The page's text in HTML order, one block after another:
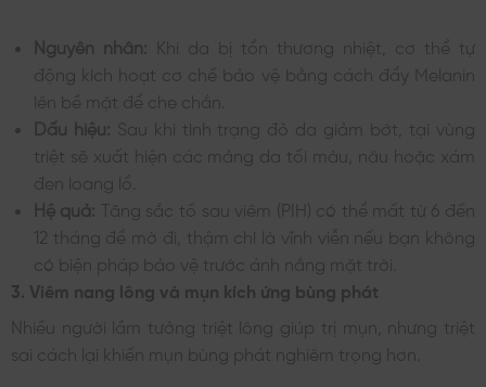
Nguyên nhân:
Khi da bị tổn thương nhiệt, cơ thể tự
động kích hoạt cơ chế bảo vệ bằng cách đẩy Melanin
lên bề mặt để che chắn.
Dấu hiệu:
Sau khi tình trạng đỏ da giảm bớt, tại vùng
triệt sẽ xuất hiện các mảng da tối màu, nâu hoặc xám
đen loang lổ.
Hệ quả: Tăng sắc tố sau viêm (PIH) có thể mất từ 6 đến
12 tháng để mờ đi, thậm chí là vĩnh viễn nếu bạn không
có biện pháp bảo vệ trước ánh nắng mặt trời.
3. Viêm nang lông và mụn kích ứng bùng phát
Nhiều người lầm tưởng triệt lông giúp trị mụn, nhưng triệt
sai cách lại khiến mụn bùng phát nghiêm trọng hơn.